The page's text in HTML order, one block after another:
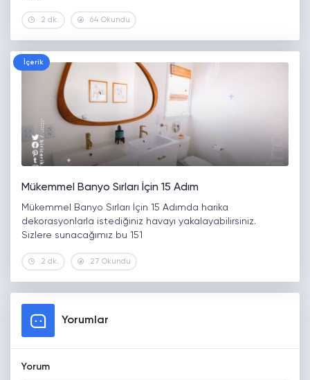
2 dk. 64 Okundu
İçerik
Mükemmel Banyo Sırları İçin 15 Adım
Mükemmel Banyo Sırları İçin 15 Adımda harika
dekorasyonlarla istediğiniz havayı yakalayabilirsiniz.
Sizlere sunacağımız bu 151
2 dk. 27 Okundu
Yorumlar
Yorum